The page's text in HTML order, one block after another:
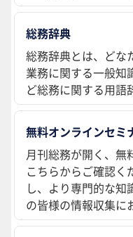
総務辞典
総務辞典とは、どな
業務に関する一般知
ど総務に関する用語
無料オンラインセミ
月刊総務が開く、無
こちらからご確認く
し、より専門的な
の皆様の情報収集に